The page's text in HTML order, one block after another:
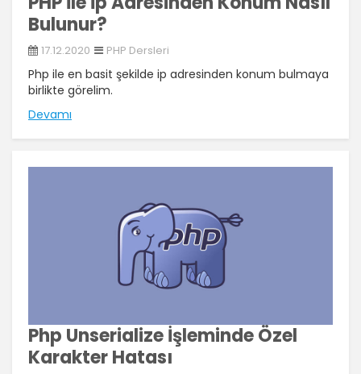
Bulunur?
17.12.2020 PHP Dersleri
Php ile en basit şekilde ip adresinden konum bulmaya
birlikte görelim.
Devamı
Php Unserialize İşleminde Özel
Karakter Hatası